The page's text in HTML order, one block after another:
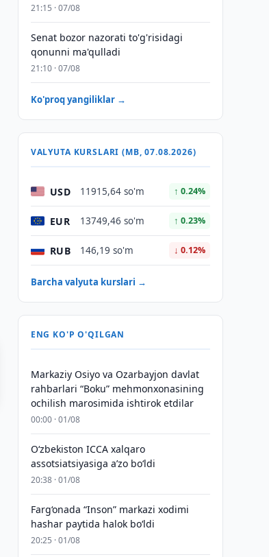
21:15 · 07/08
Senat bozor nazorati to'g'risidagi
qonunni ma'qulladi
21:10 · 07/08
Ko'proq yangiliklar →
VALYUTA KURSLARI (MB, 07.08.2026)
USD 11915,64 so'm ↑ 0.24%
EUR 13749,46 so'm ↑ 0.23%
RUB 146,19 so'm ↓ 0.12%
Barcha valyuta kurslari →
ENG KO'P O'QILGAN
Markaziy Osiyo va Ozarbayjon davlat
rahbarlari “Boku” mehmonxonasining
ochilish marosimida ishtirok etdilar
00:00 · 01/08
O‘zbekiston ICCA xalqaro
assotsiatsiyasiga aʼzo bo‘ldi
20:38 · 01/08
Farg‘onada “Inson” markazi xodimi
hashar paytida halok bo‘ldi
20:25 · 01/08